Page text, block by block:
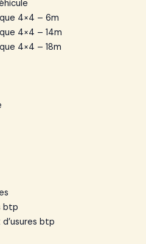
4×4 – 6m
4×4 – 14m
4×4 – 18m
btp
btp